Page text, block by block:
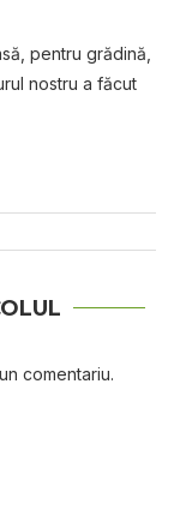
pentru grădină,
nostru a făcut
comentariu.